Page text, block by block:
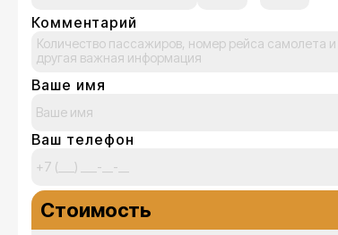
Комментарий
Ваше имя
Ваш телефон
Стоимость